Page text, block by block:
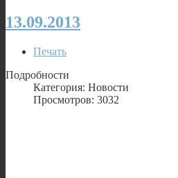
13.09.2013
Печать
Подробности
Категория: Новости
Просмотров: 3032